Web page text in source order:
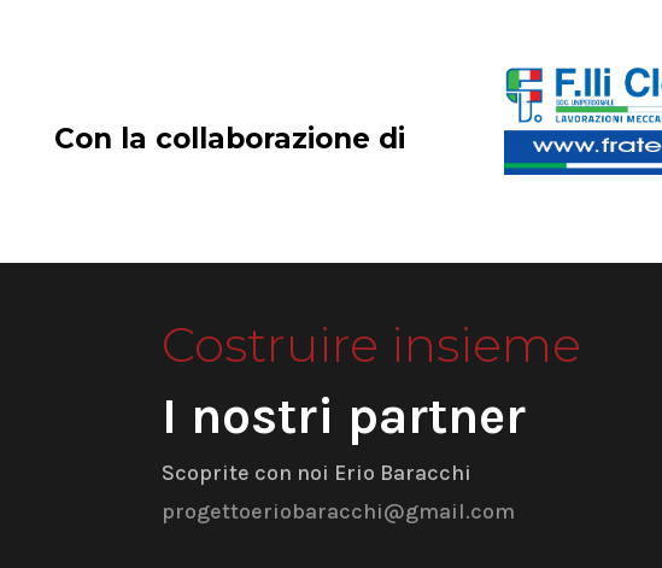
Con la collaborazione di
Costruire insieme
I nostri partner
Scoprite con noi Erio Baracchi
progettoeriobaracchi@gmail.com